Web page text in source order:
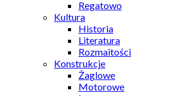
Regatowo
Kultura
Historia
Literatura
Rozmaitości
Konstrukcje
Żaglowe
Motorowe